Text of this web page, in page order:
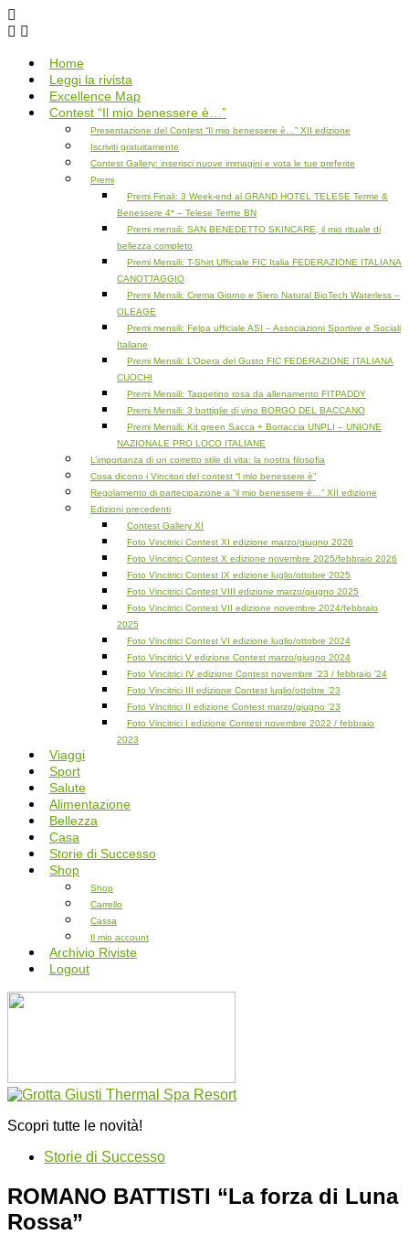
Salta
al
Home
Leggi la rivista
Excellence Map
Contest “Il mio benessere è…”
Presentazione del Contest “Il mio benessere è…” XII edizione
Iscriviti gratuitamente
Contest Gallery: inserisci nuove immagini e vota le tue preferite
Premi
Premi Finali: 3 Week-end al GRAND HOTEL TELESE Terme &
Benessere 4* – Telese Terme BN
Premi mensili: SAN BENEDETTO SKINCARE, il mio rituale di
bellezza completo
Premi Mensili: T-Shirt Ufficiale FIC Italia FEDERAZIONE ITALIANA
CANOTTAGGIO
Premi Mensili: Crema Giorno e Siero Natural BioTech Waterless –
OLEAGE
Premi mensili: Felpa ufficiale ASI – Associazioni Sportive e Sociali
Italiane
Premi Mensili: L’Opera del Gusto FIC FEDERAZIONE ITALIANA
CUOCHI
Premi Mensili: Tappetino rosa da allenamento FITPADDY
Premi Mensili: 3 bottiglie di vino BORGO DEL BACCANO
Premi Mensili: Kit green Sacca + Borraccia UNPLI – UNIONE
NAZIONALE PRO LOCO ITALIANE
L’importanza di un corretto stile di vita: la nostra filosofia
Cosa dicono i Vincitori del contest “l mio benessere è”
Regolamento di partecipazione a “il mio benessere è…” XII edizione
Edizioni precedenti
Contest Gallery XI
Foto Vincitrici Contest XI edizione marzo/giugno 2026
Foto Vincitrici Contest X edizione novembre 2025/febbraio 2026
Foto Vincitrici Contest IX edizione luglio/ottobre 2025
Foto Vincitrici Contest VIII edizione marzo/giugno 2025
Foto Vincitrici Contest VII edizione novembre 2024/febbraio
2025
Foto Vincitrici Contest VI edizione luglio/ottobre 2024
Foto Vincitrici V edizione Contest marzo/giugno 2024
Foto Vincitrici IV edizione Contest novembre ’23 / febbraio ’24
Foto Vincitrici III edizione Contest luglio/ottobre ’23
Foto Vincitrici II edizione Contest marzo/giugno ’23
Foto Vincitrici I edizione Contest novembre 2022 / febbraio
2023
Viaggi
Sport
Salute
Alimentazione
Bellezza
Casa
Storie di Successo
Shop
Shop
Carrello
Cassa
Il mio account
Archivio Riviste
Logout
Scopri tutte le novità!
Storie di Successo
ROMANO BATTISTI “La forza di Luna
Rossa”